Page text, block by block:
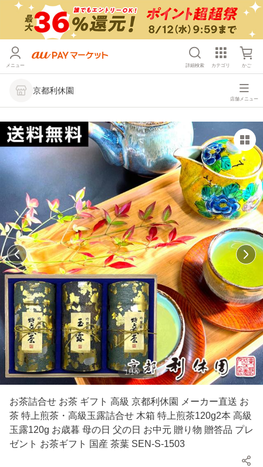
メニュー 詳細検索 カテゴリ かご
京都利休園
店舗メニュー
1/14
お茶詰合せ お茶 ギフト 高級 京都利休園 メーカー直送 お
茶 特上煎茶・高級玉露詰合せ 木箱 特上煎茶120g2本 高級
玉露120g お歳暮 母の日 父の日 お中元 贈り物 贈答品 プレ
ゼント お茶ギフト 国産 茶葉 SEN-S-1503